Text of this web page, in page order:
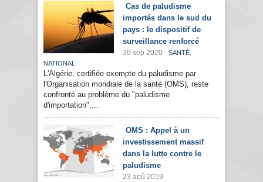
Cas de paludisme
importés dans le sud du
pays : le dispositif de
surveillance renforcé
30 sep 2020 SANTÉ,
NATIONAL
L'Algérie, certifiée exempte du paludisme par
l'Organisation mondiale de la santé (OMS), reste
confronté au problème du "paludisme
d'importation",...
OMS : Appel à un
investissement massif
dans la lutte contre le
paludisme
23 aoû 2019